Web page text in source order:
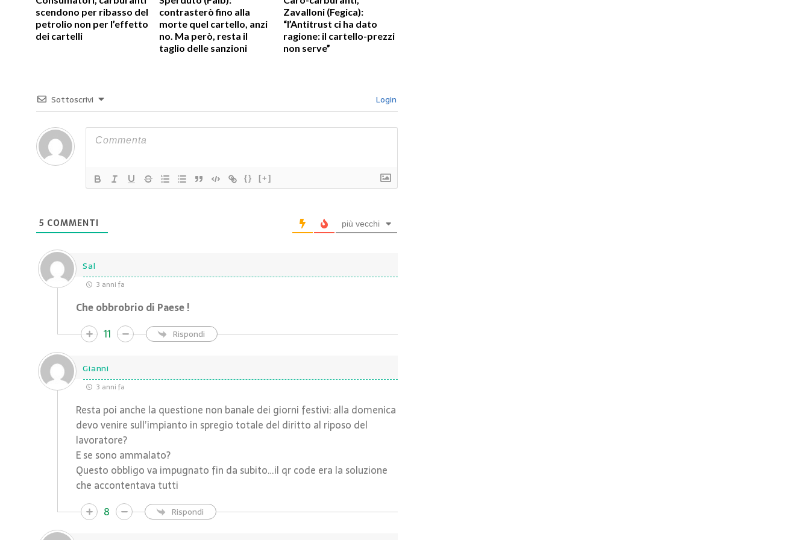
scendono per ribasso del
petrolio non per l’effetto
dei cartelli
contrasterò fino alla
morte quel cartello, anzi
no. Ma però, resta il
taglio delle sanzioni
Zavalloni (Fegica):
“l’Antitrust ci ha dato
ragione: il cartello-prezzi
non serve”
Sottoscrivi Login
{} [+]
5 COMMENTI più vecchi
Sal
3 anni fa
Che obbrobrio di Paese !
11
Rispondi
Gianni
3 anni fa
Resta poi anche la questione non banale dei giorni festivi: alla domenica
devo venire sull’impianto in spregio totale del diritto al riposo del
lavoratore?
E se sono ammalato?
Questo obbligo va impugnato fin da subito…il qr code era la soluzione
che accontentava tutti
8
Rispondi